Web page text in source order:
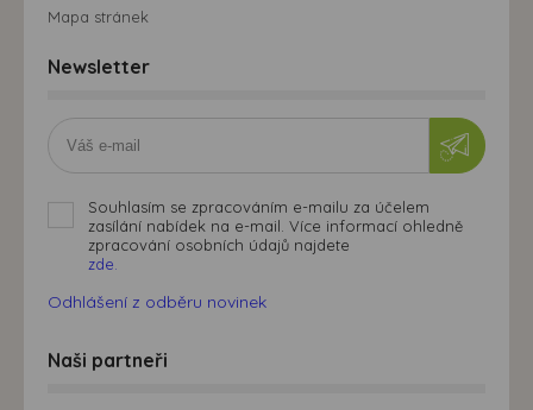
Mapa stránek
Newsletter
Souhlasím se zpracováním e-mailu za účelem
zasílání nabídek na e-mail. Více informací ohledně
zpracování osobních údajů najdete
zde.
Odhlášení z odběru novinek
Naši partneři